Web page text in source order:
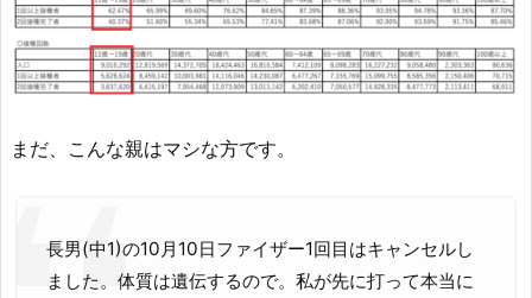
まだ、こんな親はマシな方です。
長男(中1)の10月10日ファイザー1回目はキャンセルし
ました。体質は遺伝するので。私が先に打って本当に